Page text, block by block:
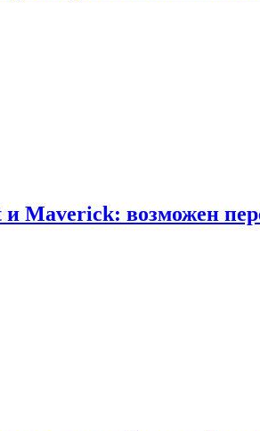
Maverick: возможен